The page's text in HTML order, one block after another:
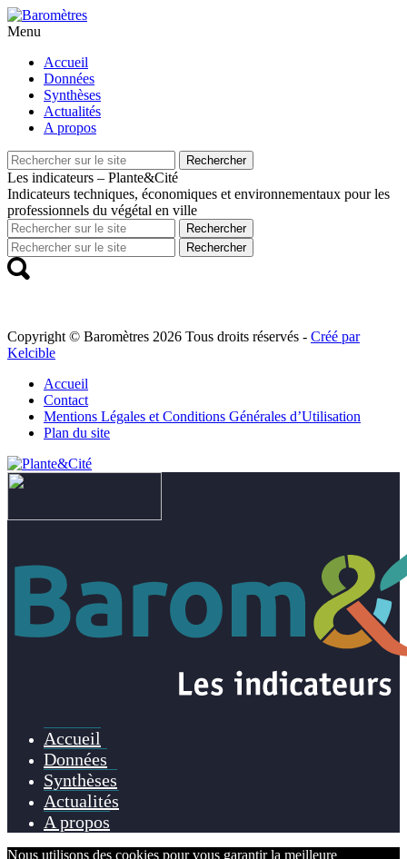
Menu
contenu
principal
Accueil
Données
Synthèses
Actualités
A propos
Recherche
pour
Rechercher
Les indicateurs – Plante&Cité
Indicateurs techniques, économiques et environnementaux pour les
professionnels du végétal en ville
Recherche
pour
Rechercher
Recherche
pour
Rechercher
Copyright © Baromètres 2026 Tous droits réservés - Créé par
Kelcible
Accueil
Contact
Mentions Légales et Conditions Générales d’Utilisation
Plan du site
Accueil
Données
Synthèses
Actualités
A propos
Nous utilisons des cookies pour vous garantir la meilleure